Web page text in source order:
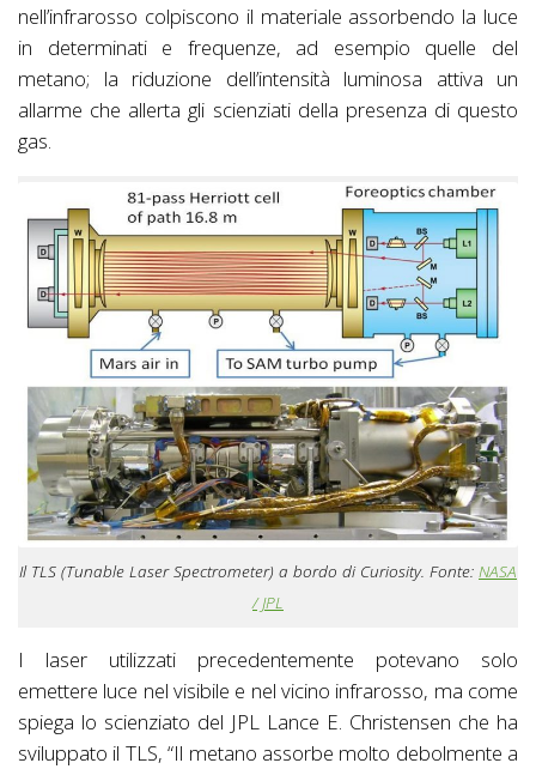
nell’infrarosso colpiscono il materiale assorbendo la luce
in determinati e frequenze, ad esempio quelle del
metano; la riduzione dell’intensità luminosa attiva un
allarme che allerta gli scienziati della presenza di questo
gas.
Il TLS (Tunable Laser Spectrometer) a bordo di Curiosity. Fonte: NASA
/ JPL
I laser utilizzati precedentemente potevano solo
emettere luce nel visibile e nel vicino infrarosso, ma come
spiega lo scienziato del JPL Lance E. Christensen che ha
sviluppato il TLS, “Il metano assorbe molto debolmente a